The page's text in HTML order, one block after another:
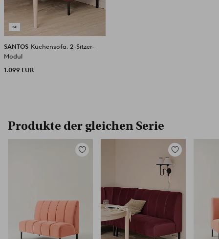
SANTOS Küchensofa, 2-Sitzer-
Modul
1.099 EUR
Produkte der gleichen Serie
Zu
Zu
Favoriten
hinzufügen